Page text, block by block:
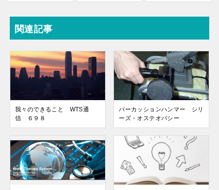
関連記事
我々のできること WTS通
信 ６９８
パーカッションハンマー シリ
ーズ・オステオパシー